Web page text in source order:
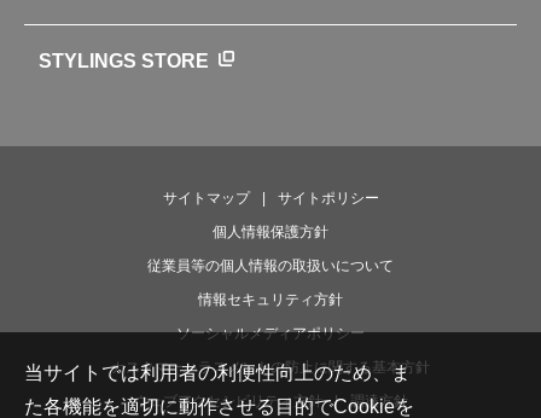
STYLINGS STORE
サイトマップ
サイトポリシー
個人情報保護方針
従業員等の個人情報の取扱いについて
情報セキュリティ方針
ソーシャルメディアポリシー
カスタマーハラスメントの防止に関する基本方針
ウェブアクセシビリティ方針
調達方針
当サイトでは利用者の利便性向上のため、ま
た各機能を適切に動作させる目的でCookieを